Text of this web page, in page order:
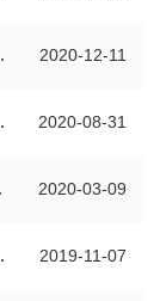
2020-12-11
2020-08-31
2020-03-09
2019-11-07